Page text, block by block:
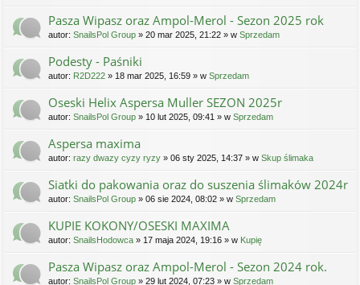
Pasza Wipasz oraz Ampol-Merol - Sezon 2025 rok
autor: SnailsPol Group » 20 mar 2025, 21:22 » w Sprzedam
Podesty - Paśniki
autor: R2D222 » 18 mar 2025, 16:59 » w Sprzedam
Oseski Helix Aspersa Muller SEZON 2025r
autor: SnailsPol Group » 10 lut 2025, 09:41 » w Sprzedam
Aspersa maxima
autor: razy dwazy cyzy ryzy » 06 sty 2025, 14:37 » w Skup ślimaka
Siatki do pakowania oraz do suszenia ślimaków 2024r
autor: SnailsPol Group » 06 sie 2024, 08:02 » w Sprzedam
KUPIE KOKONY/OSESKI MAXIMA
autor: SnailsHodowca » 17 maja 2024, 19:16 » w Kupię
Pasza Wipasz oraz Ampol-Merol - Sezon 2024 rok.
autor: SnailsPol Group » 29 lut 2024, 07:23 » w Sprzedam